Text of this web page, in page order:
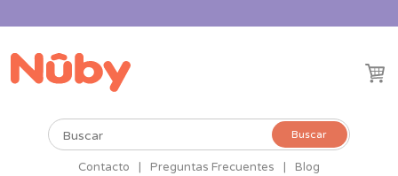
Buscar
Buscar
Contacto Preguntas Frecuentes Blog